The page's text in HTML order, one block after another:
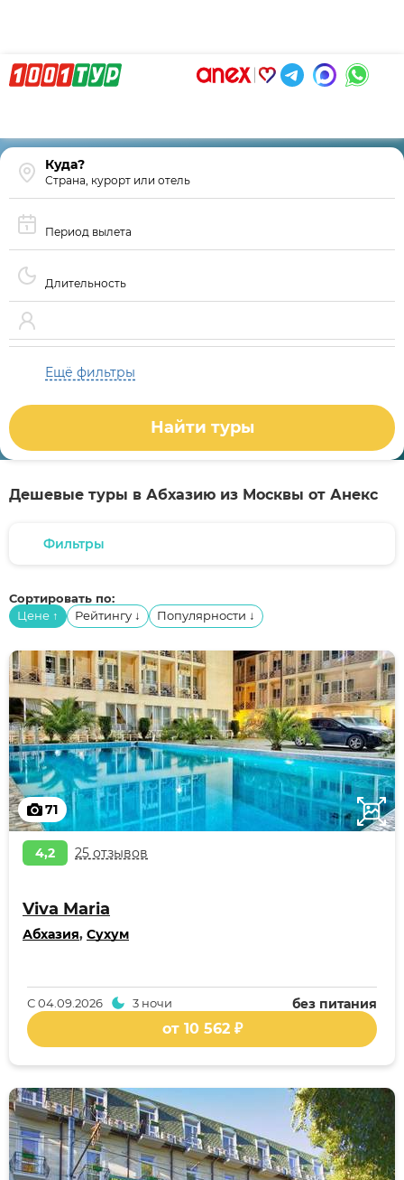
Страна, курорт или отель
Период вылета
Длительность
Ещё фильтры
Найти туры
Дешевые туры в Абхазию из Москвы от Анекс
Фильтры
Сортировать по:
Цене ↑ Рейтингу ↓ Популярности ↓
71
4,2 25 отзывов
Viva Maria
Абхазия, Сухум
без питания
С04.09.2026 3 ночи
от 10 562 ₽